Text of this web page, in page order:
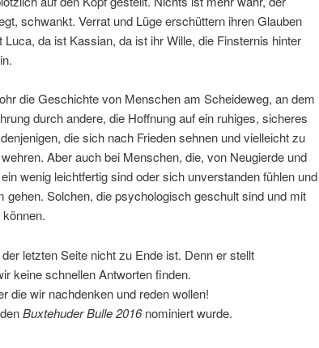
schwankt. Verrat und Lüge erschüttern ihren Glauben
Luca, da ist Kassian, da ist ihr Wille, die Finsternis hinter
die Geschichte von Menschen am Scheideweg, an dem
durch andere, die Hoffnung auf ein ruhiges, sicheres
die sich nach Frieden sehnen und vielleicht zu
Aber auch bei Menschen, die, von Neugierde und
wenig leichtfertig sind oder sich unverstanden fühlen und
gehen. Solchen, die psychologisch geschult sind und mit
letzten Seite nicht zu Ende ist. Denn er stellt
keine schnellen Antworten finden.
die wir nachdenken und reden wollen!
Buxtehuder Bulle 2016nominiert wurde.